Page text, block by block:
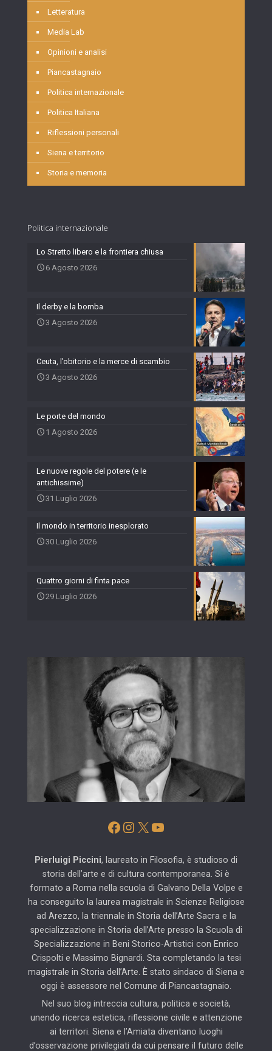
Letteratura
Media Lab
Opinioni e analisi
Piancastagnaio
Politica internazionale
Politica Italiana
Riflessioni personali
Siena e territorio
Storia e memoria
Politica internazionale
Lo Stretto libero e la frontiera chiusa
6 Agosto 2026
Il derby e la bomba
3 Agosto 2026
Ceuta, l’obitorio e la merce di scambio
3 Agosto 2026
Le porte del mondo
1 Agosto 2026
Le nuove regole del potere (e le
antichissime)
31 Luglio 2026
Il mondo in territorio inesplorato
30 Luglio 2026
Quattro giorni di finta pace
29 Luglio 2026
Facebook
Instagram
X YouTube
Pierluigi Piccini, laureato in Filosofia, è studioso di
storia dell’arte e di cultura contemporanea. Si è
formato a Roma nella scuola di Galvano Della Volpe e
ha conseguito la laurea magistrale in Scienze Religiose
ad Arezzo, la triennale in Storia dell’Arte Sacra e la
specializzazione in Storia dell’Arte presso la Scuola di
Specializzazione in Beni Storico-Artistici con Enrico
Crispolti e Massimo Bignardi. Sta completando la tesi
magistrale in Storia dell’Arte. È stato sindaco di Siena e
oggi è assessore nel Comune di Piancastagnaio.
Nel suo blog intreccia cultura, politica e società,
unendo ricerca estetica, riflessione civile e attenzione
ai territori. Siena e l’Amiata diventano luoghi
d’osservazione privilegiati da cui pensare il futuro delle